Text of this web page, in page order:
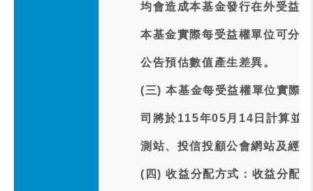
均會造成本基金發行在外受益
本基金實際每受益權單位可分
公告預估數值產生差異。
(三) 本基金每受益權單位實際
司將於115年05月14日計算並
測站、投信投顧公會網站及經
(四) 收益分配方式：收益分配